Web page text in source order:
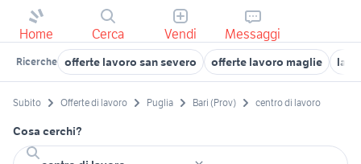
Home Cerca Vendi Messaggi
Ricerche offerte lavoro san severo offerte lavoro maglie
Subito Offerte di lavoro Puglia Bari (Prov) centro di lavoro
Cosa cerchi?